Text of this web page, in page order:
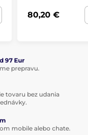
80,20 €
97 Eur
prepravu.
tovaru bez udania
mobile alebo chate.